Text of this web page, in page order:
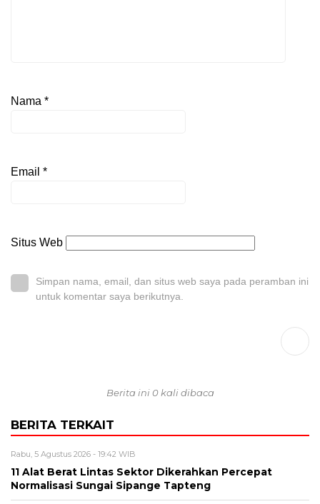
Nama *
Email *
Situs Web
Simpan nama, email, dan situs web saya pada peramban ini
untuk komentar saya berikutnya.
Berita ini 0 kali dibaca
BERITA TERKAIT
Rabu, 5 Agustus 2026 - 19:42 WIB
11 Alat Berat Lintas Sektor Dikerahkan Percepat
Normalisasi Sungai Sipange Tapteng